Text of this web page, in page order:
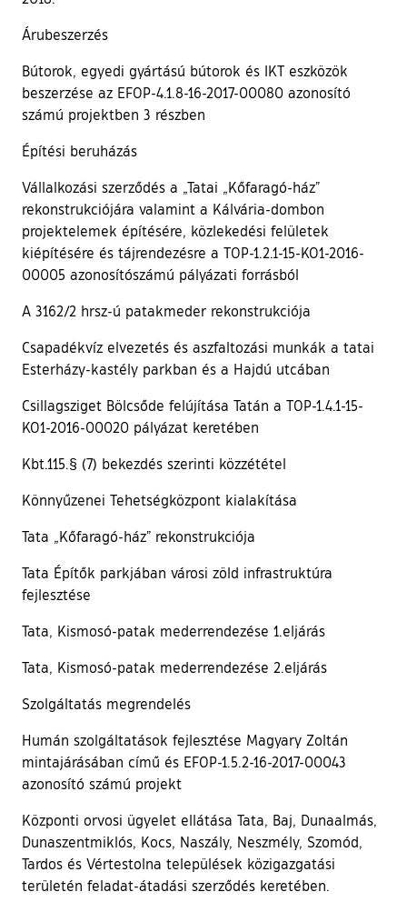
Árubeszerzés
Bútorok, egyedi gyártású bútorok és IKT eszközök
beszerzése az EFOP-4.1.8-16-2017-00080 azonosító
számú projektben 3 részben
Építési beruházás
Vállalkozási szerződés a „Tatai „Kőfaragó-ház”
rekonstrukciójára valamint a Kálvária-dombon
projektelemek építésére, közlekedési felületek
kiépítésére és tájrendezésre a TOP-1.2.1-15-KO1-2016-
00005 azonosítószámú pályázati forrásból
A 3162/2 hrsz-ú patakmeder rekonstrukciója
Csapadékvíz elvezetés és aszfaltozási munkák a tatai
Esterházy-kastély parkban és a Hajdú utcában
Csillagsziget Bölcsőde felújítása Tatán a TOP-1.4.1-15-
KO1-2016-00020 pályázat keretében
Kbt.115.§ (7) bekezdés szerinti közzététel
Könnyűzenei Tehetségközpont kialakítása
Tata „Kőfaragó-ház” rekonstrukciója
Tata Építők parkjában városi zöld infrastruktúra
fejlesztése
Tata, Kismosó-patak mederrendezése 1.eljárás
Tata, Kismosó-patak mederrendezése 2.eljárás
Szolgáltatás megrendelés
Humán szolgáltatások fejlesztése Magyary Zoltán
mintajárásában című és EFOP-1.5.2-16-2017-00043
azonosító számú projekt
Központi orvosi ügyelet ellátása Tata, Baj, Dunaalmás,
Dunaszentmiklós, Kocs, Naszály, Neszmély, Szomód,
Tardos és Vértestolna települések közigazgatási
területén feladat-átadási szerződés keretében.